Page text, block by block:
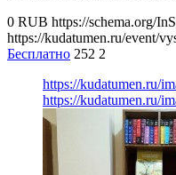
0 RUB https://schema.org/
https://kudatumen.ru/event/
Бесплатно 252 2
https://kudatumen.ru/
https://kudatumen.ru/